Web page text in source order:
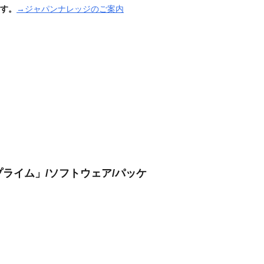
。 →ジャパンナレッジのご案内
イム」/ソフトウェア/パッケ